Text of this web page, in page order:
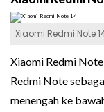
Xiaomi Redmi Note
Xiaomi Redmi
Redmi Note
menengah ke